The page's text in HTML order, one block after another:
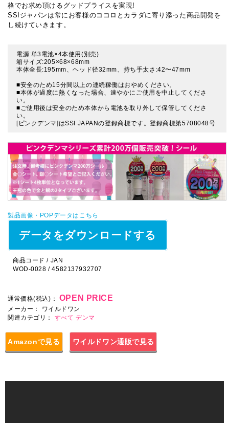
格でお求め頂けるグッドプライスを実現!
SSIジャパンは常にお客様のココロとカラダに寄り添った商品開発を
し続けていきます。
電源:単3電池×4本使用(別売)
箱サイズ:205×68×68mm
本体全長:195mm、ヘッド径32mm、持ち手太さ:42〜47mm
■安全のため15分間以上の連続稼働はおやめください。
■本体が過度に熱くなった場合、速やかにご使用を中止してくださ
い。
■ご使用後は安全のため本体から電池を取り外して保管してくださ
い。
[ピンクデンマ]はSSI JAPANの登録商標です。登録商標第5708048号
製品画像・POPデータはこちら
データをダウンロードする
商品コード / JAN
WOD-0028 / 4582137932707
通常価格(税込)： OPEN PRICE
メーカー：
ワイルドワン
関連カテゴリ： すべて デンマ
Amazonで見る ワイルドワン通販で見る